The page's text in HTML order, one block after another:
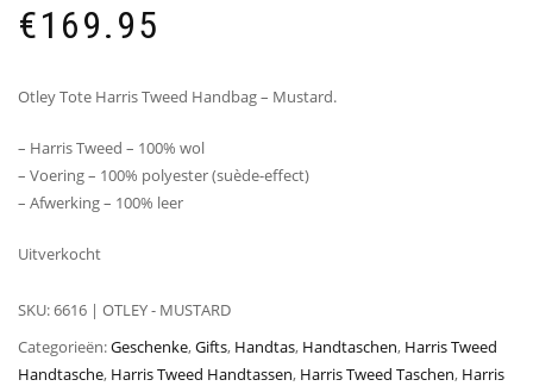
€169.95
Otley Tote Harris Tweed Handbag – Mustard.
– Harris Tweed – 100% wol
– Voering – 100% polyester (suède-effect)
– Afwerking – 100% leer
Uitverkocht
SKU:6616 | OTLEY - MUSTARD
Categorieën:Geschenke,Gifts, Handtas, Handtaschen, Harris Tweed
Handtasche, Harris Tweed Handtassen, Harris Tweed Taschen, Harris